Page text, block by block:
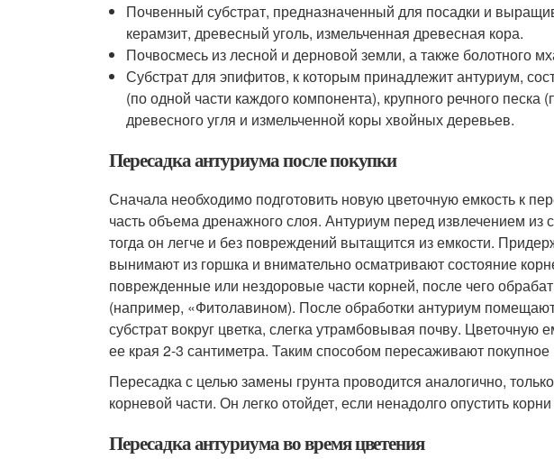
Почвенный субстрат, предназначенный для посадки и
керамзит, древесный уголь, измельченная древесная кора.
Почвосмесь из лесной и дерновой земли, а также болотного
Субстрат для эпифитов, к которым принадлежит антуриум,
(по одной части каждого компонента), крупного речного
древесного угля и измельченной коры хвойных деревьев.
Пересадка антуриума после покупки
Сначала необходимо подготовить новую цветочную емкость к
часть объема дренажного слоя. Антуриум перед извлечением из
тогда он легче и без повреждений вытащится из емкости.
вынимают из горшка и внимательно осматривают состояние
поврежденные или нездоровые части корней, после чего
(например, «Фитолавином). После обработки антуриум
субстрат вокруг цветка, слегка утрамбовывая почву. Цветочную
ее края 2-3 сантиметра. Таким способом пересаживают покупное
Пересадка с целью замены грунта проводится аналогично,
корневой части. Он легко отойдет, если ненадолго опустить
Пересадка антуриума во время цветения